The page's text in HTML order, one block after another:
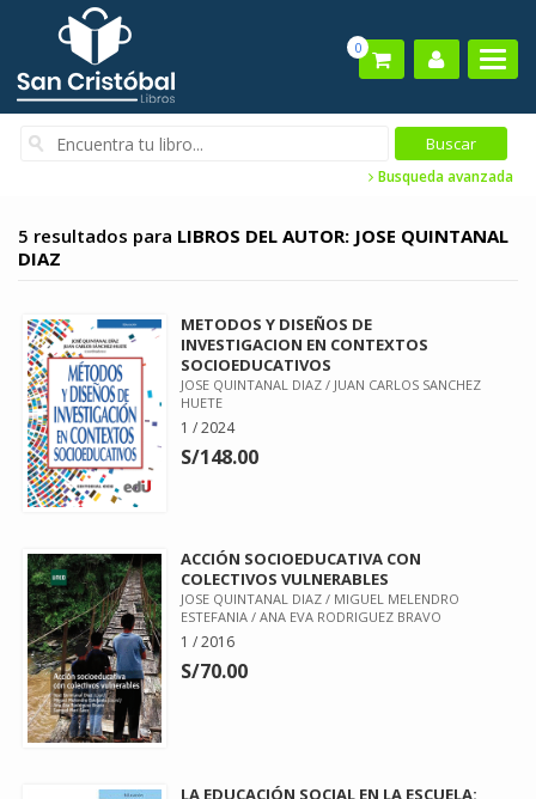
0
Busqueda avanzada
5 resultados para LIBROS DEL AUTOR: JOSE QUINTANAL
DIAZ
METODOS Y DISEÑOS DE
INVESTIGACION EN CONTEXTOS
SOCIOEDUCATIVOS
JOSE QUINTANAL DIAZ / JUAN CARLOS SANCHEZ
HUETE
1 / 2024
S/148.00
ACCIÓN SOCIOEDUCATIVA CON
COLECTIVOS VULNERABLES
JOSE QUINTANAL DIAZ / MIGUEL MELENDRO
ESTEFANIA / ANA EVA RODRIGUEZ BRAVO
1 / 2016
S/70.00
LA EDUCACIÓN SOCIAL EN LA ESCUELA: